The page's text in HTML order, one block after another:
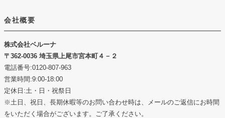
会社概要
株式会社ベルーナ
362-0036 埼玉県上尾市宮本町４－２
電話番号:0120-807-963
営業時間:9:00-18:00
定休日:土・日・祝祭日
※土日、祝日、長期休暇等のお問い合わせ時は、メールのご返信にお時間
をいただく場合がございます。ご了承ください。